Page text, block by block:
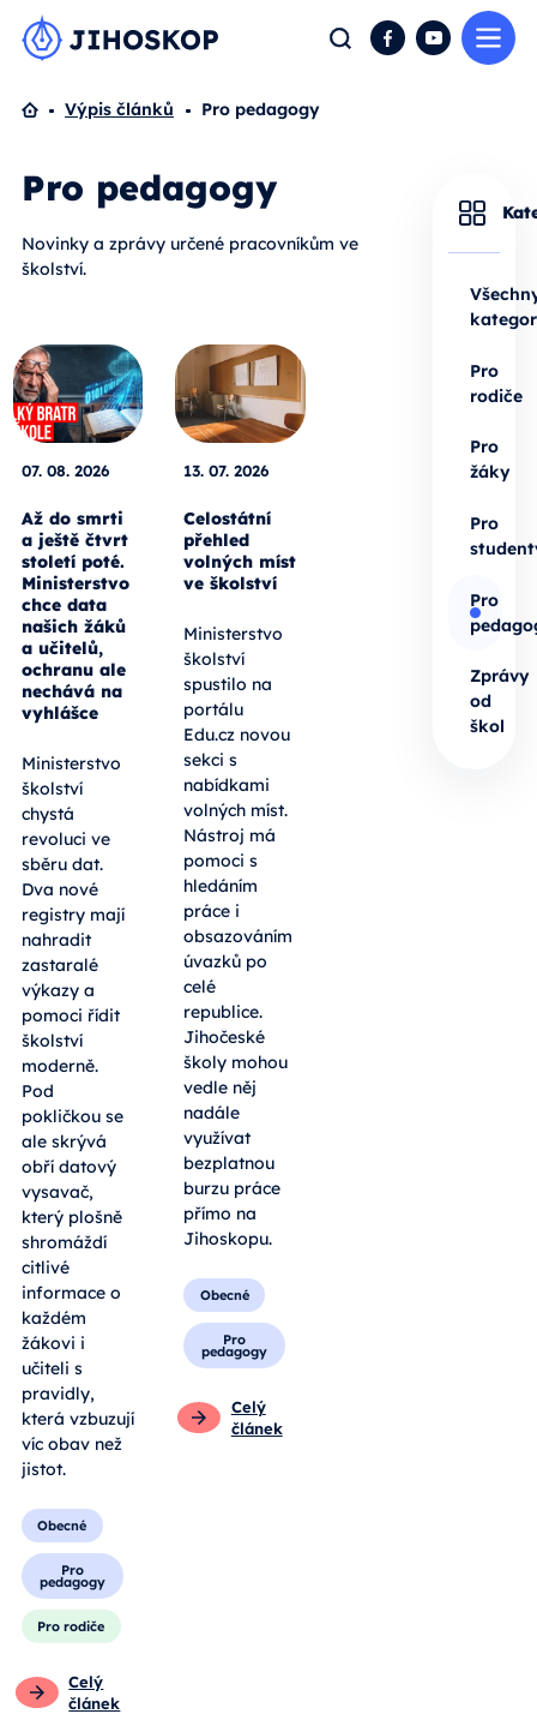
Hledat FacebookYouTube
Domů
Výpis článků Pro pedagogy
Pro pedagogy
Novinky a zprávy určené pracovníkům ve
školství.
07. 08. 2026
Až do smrti
a ještě čtvrt
století poté.
Ministerstvo
chce data
našich žáků
a učitelů,
ochranu ale
nechává na
vyhlášce
Ministerstvo
školství
chystá
revoluci ve
sběru dat.
Dva nové
registry mají
nahradit
zastaralé
výkazy a
pomoci řídit
školství
moderně.
Pod
pokličkou se
ale skrývá
obří datový
vysavač,
který plošně
shromáždí
citlivé
informace o
každém
žákovi i
učiteli s
pravidly,
která vzbuzují
víc obav než
jistot.
Obecné
Pro
pedagogy
Pro rodiče
Celý
článek
13. 07. 2026
Celostátní
přehled
volných míst
ve školství
Ministerstvo
školství
spustilo na
portálu
Edu.cz novou
sekci s
nabídkami
volných míst.
Nástroj má
pomoci s
hledáním
práce i
obsazováním
úvazků po
celé
republice.
Jihočeské
školy mohou
vedle něj
nadále
využívat
bezplatnou
burzu práce
přímo na
Jihoskopu.
Obecné
Pro
pedagogy
Celý
článek
Pro
rodiče
Pro
žáky
Pro
Pro
Zprávy
od
škol